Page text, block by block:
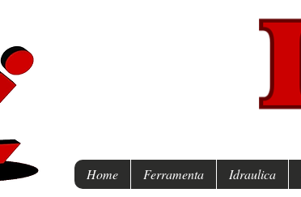
Home Ferramenta Idraulica